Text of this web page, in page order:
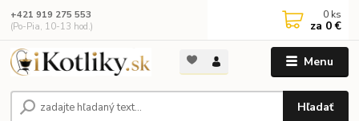
Menu
Hľadať
+421 919 275 553
(Po-Pia, 10-13 hod.)
0 ks
za 0 €